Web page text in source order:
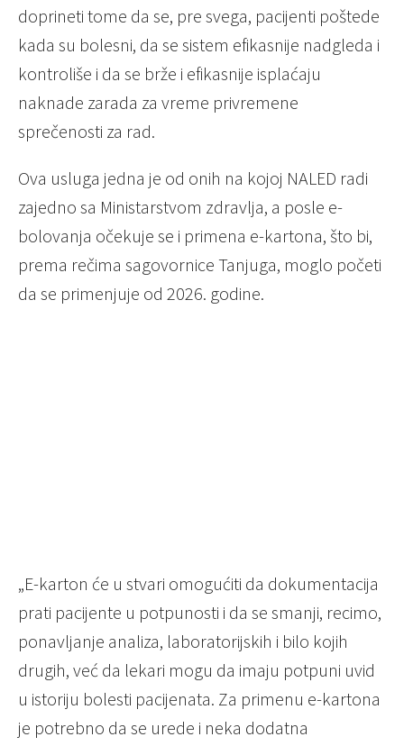
doprineti tome da se, pre svega, pacijenti poštede
kada su bolesni, da se sistem efikasnije nadgleda i
kontroliše i da se brže i efikasnije isplaćaju
naknade zarada za vreme privremene
sprečenosti za rad.
Ova usluga jedna je od onih na kojoj NALED radi
zajedno sa Ministarstvom zdravlja, a posle e-
bolovanja očekuje se i primena e-kartona, što bi,
prema rečima sagovornice Tanjuga, moglo početi
da se primenjuje od 2026. godine.
„E-karton će u stvari omogućiti da dokumentacija
prati pacijente u potpunosti i da se smanji, recimo,
ponavljanje analiza, laboratorijskih i bilo kojih
drugih, već da lekari mogu da imaju potpuni uvid
u istoriju bolesti pacijenata. Za primenu e-kartona
je potrebno da se urede i neka dodatna